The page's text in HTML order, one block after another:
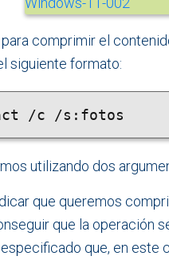
comprimir el
siguiente formato:
/c /s:fotos
utilizando dos
que queremos
que la operación
que, en este